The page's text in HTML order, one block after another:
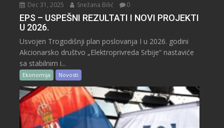
Dec 31, 2025 Snežana Bilić 0
EPS – USPEŠNI REZULTATI I NOVI PROJEKTI
U 2026.
Usvojen Trogodišnji plan poslovanja I u 2026. godini
Akcionarsko društvo „Elektroprivreda Srbije“ nastaviće
sa stabilnim i...
Ekonomija Novosti